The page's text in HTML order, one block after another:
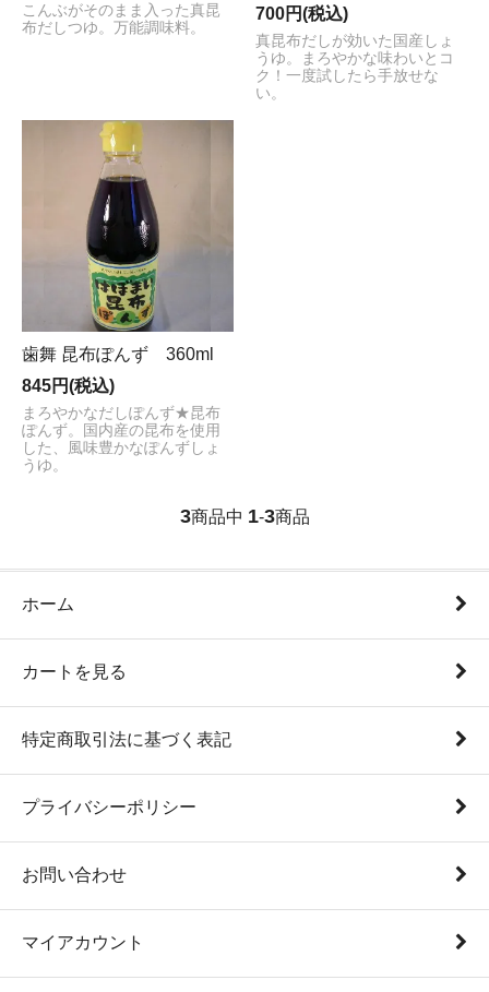
こんぶがそのまま入った真昆
布だしつゆ。万能調味料。
700円(税込)
真昆布だしが効いた国産しょ
うゆ。まろやかな味わいとコ
ク！一度試したら手放せな
い。
歯舞 昆布ぽんず 360ml
845円(税込)
まろやかなだしぽんず★昆布
ぽんず。国内産の昆布を使用
した、風味豊かなぽんずしょ
うゆ。
3商品中 1-3商品
ホーム
カートを見る
特定商取引法に基づく表記
プライバシーポリシー
お問い合わせ
マイアカウント